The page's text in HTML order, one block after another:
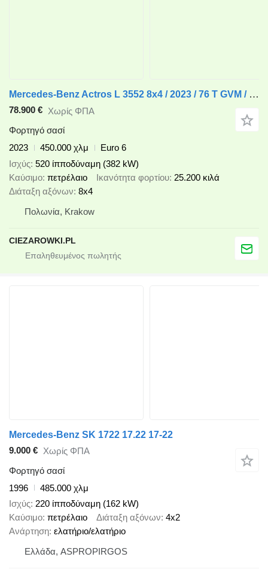
Mercedes-Benz Actros L 3552 8x4 / 2023 / 76 T GVM / chassis 760 cm / steering
78.900 € Χωρίς ΦΠΑ
Φορτηγό σασί
2023
450.000 χλμ
Euro 6
Ισχύς 520 ίπποδύναμη (382 kW)
Καύσιμο πετρέλαιο Ικανότητα φορτίου 25.200 κιλά
Διάταξη αξόνων 8x4
Πολωνία, Krakow
CIEZAROWKI.PL
Mercedes-Benz SK 1722 17.22 17-22
9.000 € Χωρίς ΦΠΑ
Φορτηγό σασί
1996
485.000 χλμ
Ισχύς 220 ίπποδύναμη (162 kW)
Καύσιμο πετρέλαιο Διάταξη αξόνων 4x2
Ανάρτηση ελατήριο/ελατήριο
Ελλάδα, ASPROPIRGOS